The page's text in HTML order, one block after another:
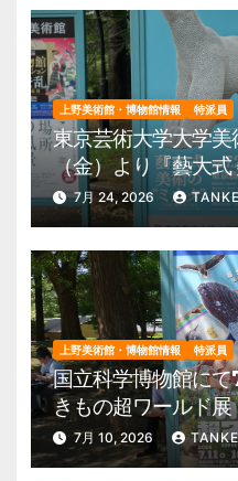
上野美術館・博物館情報 特派員
東京芸術大学大学
（金）より『藝大
の夏、藝大生にな
園 美術館・博物
7月 24, 2026
上野美術館・博物館情報 特派員
国立科学博物館に
きもの超ワールド
ーウィンが来た！
美術館・博物館 混
7月 10, 2026